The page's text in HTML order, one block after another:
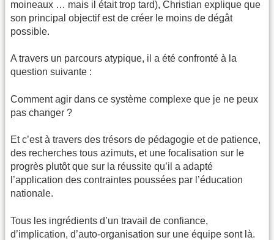
moineaux … mais il était trop tard), Christian explique que
son principal objectif est de créer le moins de dégât
possible.
A travers un parcours atypique, il a été confronté à la
question suivante :
Comment agir dans ce système complexe que je ne peux
pas changer ?
Et c’est à travers des trésors de pédagogie et de patience,
des recherches tous azimuts, et une focalisation sur le
progrès plutôt que sur la réussite qu’il a adapté
l’application des contraintes poussées par l’éducation
nationale.
Tous les ingrédients d’un travail de confiance,
d’implication, d’auto-organisation sur une équipe sont là.